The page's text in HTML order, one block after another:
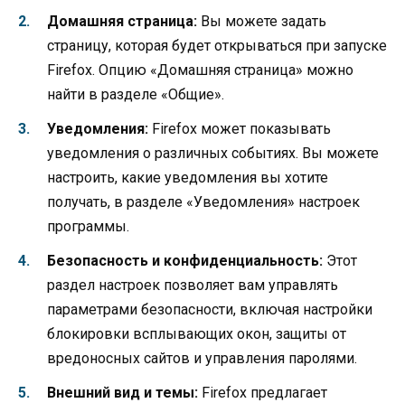
Домашняя страница: Вы можете задать
страницу, которая будет открываться при запуске
Firefox. Опцию «Домашняя страница» можно
найти в разделе «Общие».
Уведомления: Firefox может показывать
уведомления о различных событиях. Вы можете
настроить, какие уведомления вы хотите
получать, в разделе «Уведомления» настроек
программы.
Безопасность и конфиденциальность: Этот
раздел настроек позволяет вам управлять
параметрами безопасности, включая настройки
блокировки всплывающих окон, защиты от
вредоносных сайтов и управления паролями.
Внешний вид и темы: Firefox предлагает